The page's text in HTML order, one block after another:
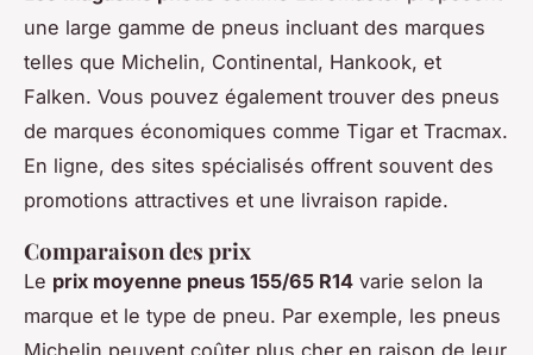
une large gamme de pneus incluant des marques
telles que Michelin, Continental, Hankook, et
Falken. Vous pouvez également trouver des pneus
de marques économiques comme Tigar et Tracmax.
En ligne, des sites spécialisés offrent souvent des
promotions attractives et une livraison rapide.
Comparaison des prix
Le prix moyenne pneus 155/65 R14 varie selon la
marque et le type de pneu. Par exemple, les pneus
Michelin peuvent coûter plus cher en raison de leur